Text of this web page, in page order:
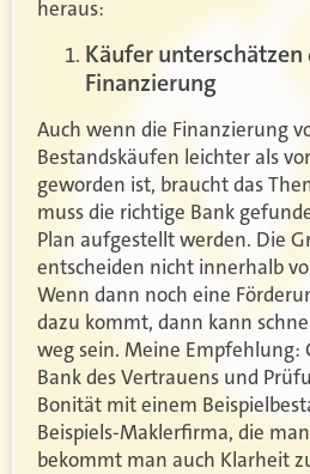
heraus:
Käufer unterschätzen
Finanzierung
Auch wenn die Finanzierung
Bestandskäufen leichter als
geworden ist, braucht das
muss die richtige Bank
Plan aufgestellt werden. Die
entscheiden nicht innerhalb
Wenn dann noch eine
dazu kommt, dann kann
weg sein. Meine Empfehlung:
Bank des Vertrauens und
Bonität mit einem
Beispiels-Maklerfirma, die
bekommt man auch Klarheit